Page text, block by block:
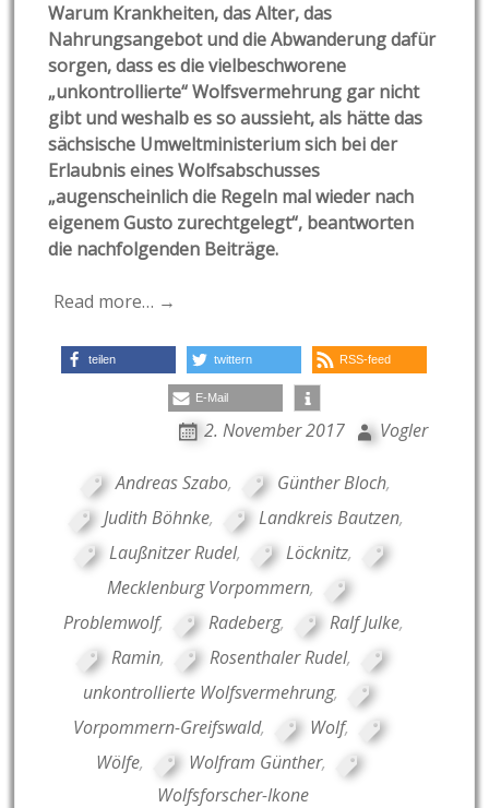
Warum Krankheiten, das Alter, das
Nahrungsangebot und die Abwanderung dafür
sorgen, dass es die vielbeschworene
„unkontrollierte“ Wolfsvermehrung gar nicht
gibt und weshalb es so aussieht, als hätte das
sächsische Umweltministerium sich bei der
Erlaubnis eines Wolfsabschusses
„augenscheinlich die Regeln mal wieder nach
eigenem Gusto zurechtgelegt“, beantworten
die nachfolgenden Beiträge.
Read more… →
teilen twittern RSS-feed
E-Mail
2. November 2017 Vogler
Andreas Szabo, Günther Bloch,
Judith Böhnke, Landkreis Bautzen,
Laußnitzer Rudel, Löcknitz,
Mecklenburg Vorpommern,
Problemwolf, Radeberg, Ralf Julke,
Ramin, Rosenthaler Rudel,
unkontrollierte Wolfsvermehrung,
Vorpommern-Greifswald, Wolf,
Wölfe, Wolfram Günther,
Wolfsforscher-Ikone